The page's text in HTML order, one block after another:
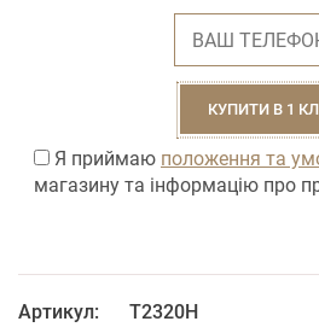
КУПИТИ В 1
Я приймаю положення та
магазину та інформацію про
Артикул:
T2320H